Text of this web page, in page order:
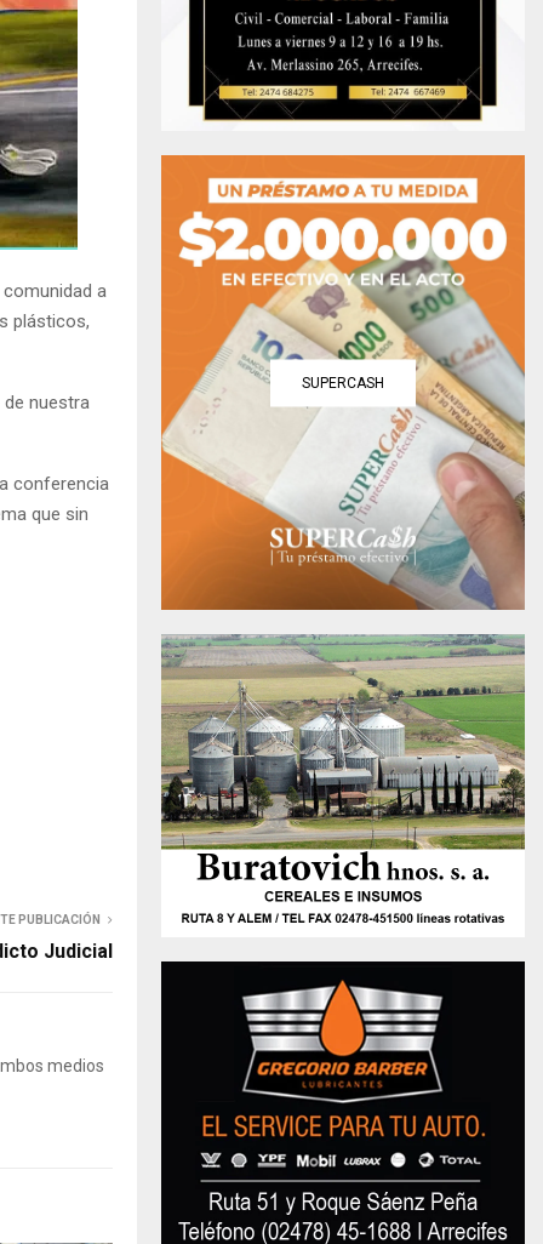
a
plásticos,
de nuestra
conferencia
que sin
PUBLICACIÓN
Judicial
medios
SUPERCASH